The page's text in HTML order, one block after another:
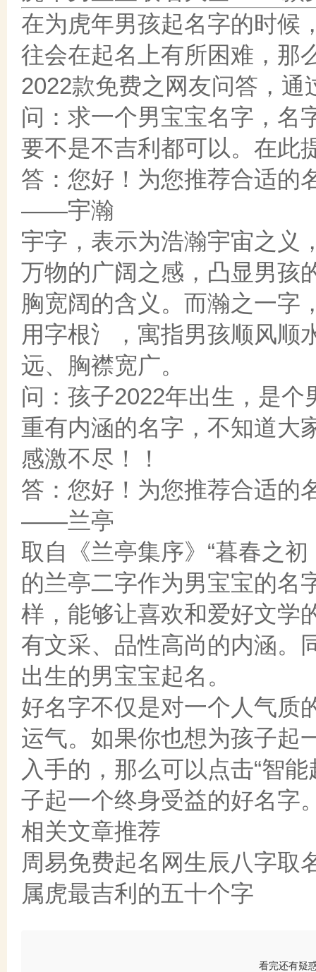
在为虎年男孩起名字的时候
往会在起名上有所困难，那
2022款免费之网友问答，
问：求一个男宝宝名字，名
要不是不吉利都可以。在此
答：您好！为您推荐合适的
——宇瀚
宇字，表示为浩瀚宇宙之义
万物的广阔之感，凸显男孩
胸宽阔的含义。而瀚之一字
用字根氵，寓指男孩顺风顺
远、胸襟宽广。
问：孩子2022年出生，是
重有内涵的名字，不知道大
感激不尽！！
答：您好！为您推荐合适的
——兰亭
取自《兰亭集序》“暮春之
的兰亭二字作为男宝宝的名
样，能够让喜欢和爱好文学
有文采、品性高尚的内涵。
出生的男宝宝起名。
好名字不仅是对一个人气质
运气。如果你也想为孩子起
入手的，那么可以点击“智
子起一个终身受益的好名字
相关文章推荐
周易免费起名网生辰八字取
属虎最吉利的五十个字
看完还有疑